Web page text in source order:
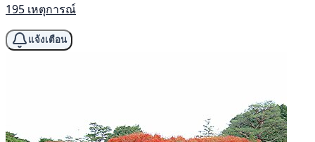
195 เหตุการณ์
แจ้งเตือน